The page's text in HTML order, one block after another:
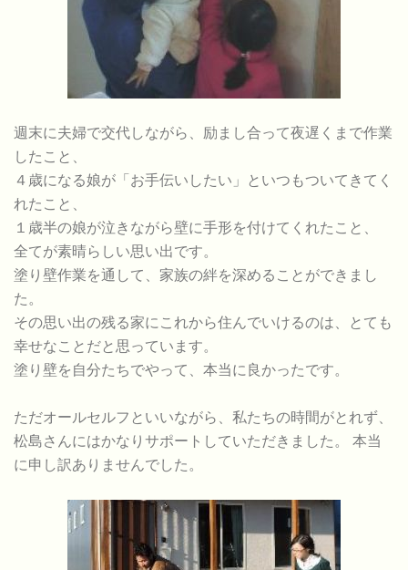
週末に夫婦で交代しながら、励まし合って夜遅くまで作業
したこと、
４歳になる娘が「お手伝いしたい」といつもついてきてく
れたこと、
１歳半の娘が泣きながら壁に手形を付けてくれたこと、
全てが素晴らしい思い出です。
塗り壁作業を通して、家族の絆を深めることができまし
た。
その思い出の残る家にこれから住んでいけるのは、とても
幸せなことだと思っています。
塗り壁を自分たちでやって、本当に良かったです。
ただオールセルフといいながら、私たちの時間がとれず、
松島さんにはかなりサポートしていただきました。 本当
に申し訳ありませんでした。